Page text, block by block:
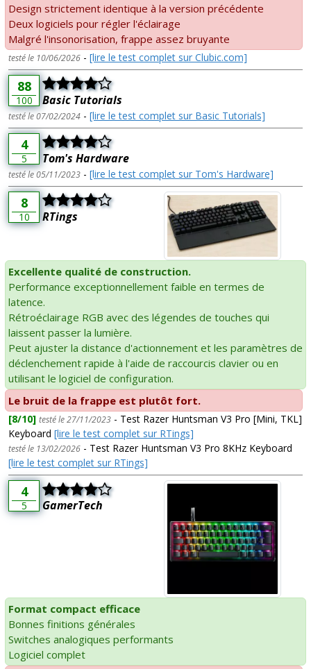
Design strictement identique à la version précédente
Deux logiciels pour régler l'éclairage
Malgré l'insonorisation, frappe assez bruyante
testé le 10/06/2026 - [lire le test complet sur Clubic.com]
88
100 Basic Tutorials
testé le 07/02/2024 - [lire le test complet sur Basic Tutorials]
4
5 Tom's Hardware
testé le 05/11/2023 - [lire le test complet sur Tom's Hardware]
8
10 RTings
Excellente qualité de construction.
Performance exceptionnellement faible en termes de
latence.
Rétroéclairage RGB avec des légendes de touches qui
laissent passer la lumière.
Peut ajuster la distance d'actionnement et les paramètres de
déclenchement rapide à l'aide de raccourcis clavier ou en
utilisant le logiciel de configuration.
Le bruit de la frappe est plutôt fort.
[8/10] testé le 27/11/2023 - Test Razer Huntsman V3 Pro [Mini, TKL]
Keyboard [lire le test complet sur RTings]
testé le 13/02/2026 - Test Razer Huntsman V3 Pro 8KHz Keyboard
[lire le test complet sur RTings]
4
5 GamerTech
Format compact efficace
Bonnes finitions générales
Switches analogiques performants
Logiciel complet